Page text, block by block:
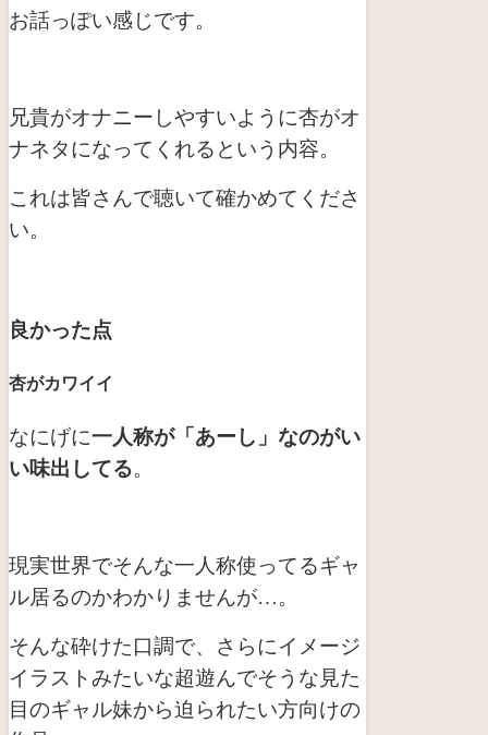
お話っぽい感じです。
兄貴がオナニーしやすいように杏がオ
ナネタになってくれるという内容。
これは皆さんで聴いて確かめてくださ
い。
良かった点
杏がカワイイ
なにげに一人称が「あーし」なのがい
い味出してる。
現実世界でそんな一人称使ってるギャ
ル居るのかわかりませんが…。
そんな砕けた口調で、さらにイメージ
イラストみたいな超遊んでそうな見た
目のギャル妹から迫られたい方向けの